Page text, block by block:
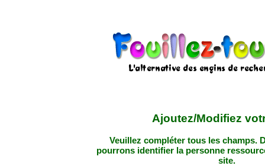
Ajoutez/Modifiez
Veuillez compléter tous les champs.
pourrons identifier la personne
site.